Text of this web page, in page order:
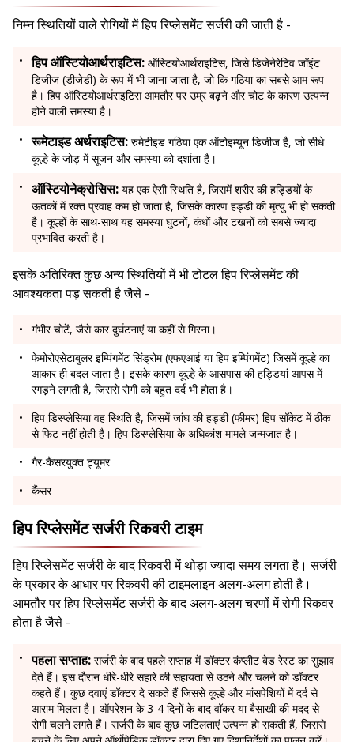
निम्न स्थितियों वाले रोगियों में हिप रिप्लेसमेंट सर्जरी की जाती है -
हिप ऑस्टियोआर्थराइटिस: ऑस्टियोआर्थराइटिस, जिसे डिजेनेरेटिव जॉइंट
डिजीज (डीजेडी) के रूप में भी जाना जाता है, जो कि गठिया का सबसे आम रूप
है। हिप ऑस्टियोआर्थराइटिस आमतौर पर उम्र बढ़ने और चोट के कारण उत्पन्न
होने वाली समस्या है।
रूमेटाइड अर्थराइटिस: रुमेटीइड गठिया एक ऑटोइम्यून डिजीज है, जो सीधे
कूल्हे के जोड़ में सूजन और समस्या को दर्शाता है।
ऑस्टियोनेक्रोसिस: यह एक ऐसी स्थिति है, जिसमें शरीर की हड्डियों के
ऊतकों में रक्त प्रवाह कम हो जाता है, जिसके कारण हड्डी की मृत्यु भी हो सकती
है। कूल्हों के साथ-साथ यह समस्या घुटनों, कंधों और टखनों को सबसे ज्यादा
प्रभावित करती है।
इसके अतिरिक्त कुछ अन्य स्थितियों में भी टोटल हिप रिप्लेसमेंट की
आवश्यकता पड़ सकती है जैसे -
गंभीर चोटें, जैसे कार दुर्घटनाएं या कहीं से गिरना।
फेमोरोएसेटाबुलर इम्पिंगमेंट सिंड्रोम (एफएआई या हिप इम्पिंगमेंट) जिसमें कूल्हे का
आकार ही बदल जाता है। इसके कारण कूल्हे के आसपास की हड्डियां आपस में
रगड़ने लगती है, जिससे रोगी को बहुत दर्द भी होता है।
हिप डिस्प्लेसिया वह स्थिति है, जिसमें जांघ की हड्डी (फीमर) हिप सॉकेट में ठीक
से फिट नहीं होती है। हिप डिस्प्लेसिया के अधिकांश मामले जन्मजात है।
गैर-कैंसरयुक्त ट्यूमर
कैंसर
हिप रिप्लेसमेंट सर्जरी रिकवरी टाइम
हिप रिप्लेसमेंट सर्जरी के बाद रिकवरी में थोड़ा ज्यादा समय लगता है। सर्जरी
के प्रकार के आधार पर रिकवरी की टाइमलाइन अलग-अलग होती है।
आमतौर पर हिप रिप्लेसमेंट सर्जरी के बाद अलग-अलग चरणों में रोगी रिकवर
होता है जैसे -
पहला सप्ताह: सर्जरी के बाद पहले सप्ताह में डॉक्टर कंप्लीट बेड रेस्ट का सुझाव
देते हैं। इस दौरान धीरे-धीरे सहारे की सहायता से उठने और चलने को डॉक्टर
कहते हैं। कुछ दवाएं डॉक्टर दे सकते हैं जिससे कूल्हे और मांसपेशियों में दर्द से
आराम मिलता है। ऑपरेशन के 3-4 दिनों के बाद वॉकर या बैसाखी की मदद से
रोगी चलने लगते हैं। सर्जरी के बाद कुछ जटिलताएं उत्पन्न हो सकती हैं, जिससे